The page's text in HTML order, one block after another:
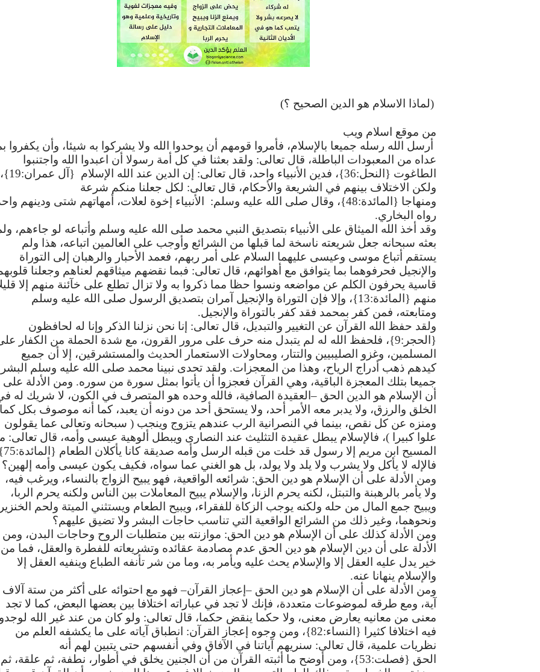
(لماذا الاسلام هو الدين الصحيح ؟)
من موقع اسلام ويب
أرسل
الله رسله جميعا بالإسلام، فأمروا قومهم أن يوحدوا الله ولا يشركوا به شيئا، وأن يكفروا
عداه من المعبودات الباطلة، قال تعالى: ولقد بعثنا في كل أمة رسولا أن اعبدوا الله واجتنبوا
الطاغوت { النحل:36} ، فدين الأنبياء واحد، قال تعالى: إن الدين عند الله الإسلام { آل عمران:19}
،
ولكن
الاختلاف بينهم في الشريعة والأحكام، قال تعالى: لكل جعلنا منكم شرعة
ومنهاجا { المائدة:48} ، وقال صلى الله عليه وسلم: الأنبياء إخوة لعلات، أمهاتهم شتى ودينهم
رواه
البخاري.
وقد أخذ الله الميثاق على الأنبياء بتصديق النبي محمد صلى الله عليه وسلم وأتباعه لو جاءهم،
بعثه سبحانه جعل شريعته ناسخة لما قبلها من الشرائع وأوجب على العالمين اتباعه، هذا ولم
يستقم أتباع موسى وعيسى عليهما السلام على أمر ربهم، فعمد الأحبار والرهبان إلى
التوراة
والإنجيل فحرفوهما بما يتوافق مع أهوائهم، قال تعالى: فبما نقضهم ميثاقهم لعناهم وجعلنا
قاسية يحرفون الكلم عن مواضعه ونسوا حظا مما ذكروا به ولا تزال تطلع على خآئنة منهم إلا
منهم { المائدة:13} ، وإلا فإن التوراة والإنجيل آمران بتصديق الرسول صلى الله عليه وسلم
ومتابعته، فمن كفر بمحمد فقد كفر بالتوراة والإنجيل.
ولقد حفظ الله القرآن عن التغيير والتبديل، قال تعالى: إنا نحن نزلنا الذكر وإنا له لحافظون
{ الحجر :9} ، فلحفظ الله له لم يتبدل منه حرف على مرور القرون، مع شدة الحملة من الكفار
المسلمين، وغزو الصليبيين والتتار، ومحاولات الاستعمار الحديث والمستشرقين، إلا أن جميع
كيدهم ذهب أدراج الرياح، وهذا من المعجزات. ولقد تحدى نبينا محمد صلى الله عليه وسلم
البشر
جميعا بتلك المعجزة الباقية، وهي القرآن فعجزوا أن يأتوا بمثل سورة من سوره. ومن الأدلة على
أن
الإسلام هو الدين الحق –العقيدة الصافية، فالله وحده هو المتصرف في الكون، لا شريك له
الخلق والرزق، ولا يدبر معه الأمر أحد، ولا يستحق أحد من دونه أن يعبد، كما أنه موصوف بكل
ومنزه عن كل نقص، بينما في النصرانية الرب عندهم يتزوج وينجب ( سبحانه وتعالى عما يقولون
علوا كبيرا )، فالإسلام يبطل عقيدة التثليث عند النصارى ويبطل ألوهية عيسى وأمه، قال تعالى:
المسيح ابن مريم إلا رسول قد خلت من قبله الرسل وأمه صديقة كانا يأكلان الطعام { المائدة:75}
فالإله لا يأكل ولا يشرب ولا يلد ولا يولد، بل هو الغني عما سواه، فكيف يكون عيسى وأمه
إلهين؟
ومن
الأدلة على أن الإسلام هو دين الحق: شرائعه الواقعية، فهو يبيح الزواج بالنساء، ويرغب فيه،
ولا يأمر بالرهبنة والتبتل، لكنه يحرم الزنا، والإسلام يبيح المعاملات بين الناس ولكنه يحرم
الربا،
ويبيح جمع المال من حله ولكنه يوجب الزكاة للفقراء، ويبيح الطعام ويستثني الميتة ولحم
ونحوهما، وغير ذلك من الشرائع الواقعية التي تناسب حاجات البشر ولا تضيق عليهم؟
ومن
الأدلة كذلك على أن الإسلام هو دين الحق: موازنته بين متطلبات الروح وحاجات البدن، ومن
الأدلة على أن دين الإسلام هو دين الحق عدم مصادمة عقائده وتشريعاته للفطرة والعقل، فما من
خير يدل عليه العقل إلا والإسلام يحث عليه ويأمر به، وما من شر تأنفه الطباع وينفيه العقل
إلا
والإسلام ينهانا عنه.
ومن
الأدلة على أن الإسلام هو دين الحق –إعجاز القرآن– فهو مع احتوائه على أكثر من ستة
آلاف
آية، ومع طرقه لموضوعات متعددة، فإنك لا تجد في عباراته اختلافا بين بعضها البعض، كما لا تجد
معنى من معانيه يعارض معنى، ولا حكما ينقض حكما، قال تعالى: ولو كان من عند غير الله
فيه اختلافا كثيرا { النساء:82} ، ومن وجوه إعجاز القرآن: انطباق آياته على ما يكشفه العلم من
نظريات علمية، قال تعالى: سنريهم آياتنا في الآفاق وفي أنفسهم حتى يتبين لهم
أنه
الحق {فصلت:53} ، ومن أوضح ما أثبته القرآن من أن الجنين يخلق في أطوار، نطفة، ثم علقة، ثم